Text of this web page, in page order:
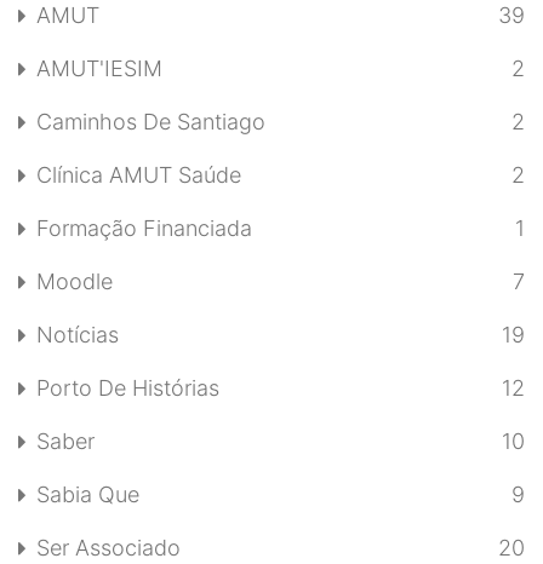
AMUT 39
AMUT'IESIM 2
Caminhos De Santiago 2
Clínica AMUT Saúde 2
Formação Financiada 1
Moodle 7
Notícias 19
Porto De Histórias 12
Saber 10
Sabia Que 9
Ser Associado 20